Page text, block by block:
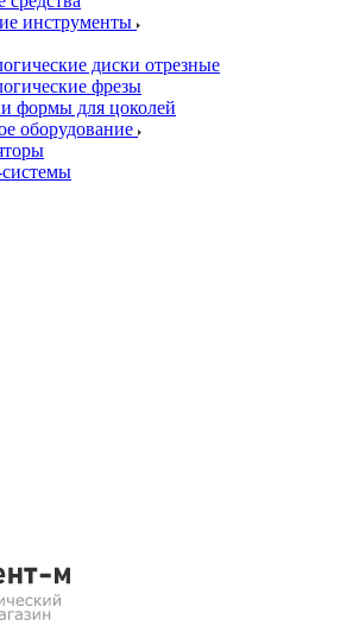
инструменты
диски отрезные
фрезы
формы для цоколей
оборудование